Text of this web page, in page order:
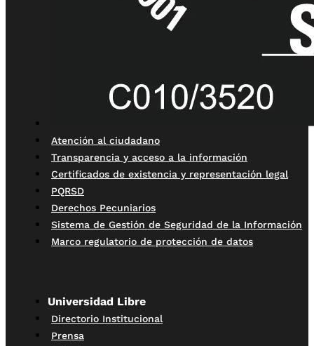
Atención al ciudadano
Transparencia y acceso a la información
Certificados de existencia y representación legal
PQRSD
Derechos Pecuniarios
Sistema de Gestión de Seguridad de la Información
Marco regulatorio de protección de datos
Universidad Libre
Directorio Institucional
Prensa